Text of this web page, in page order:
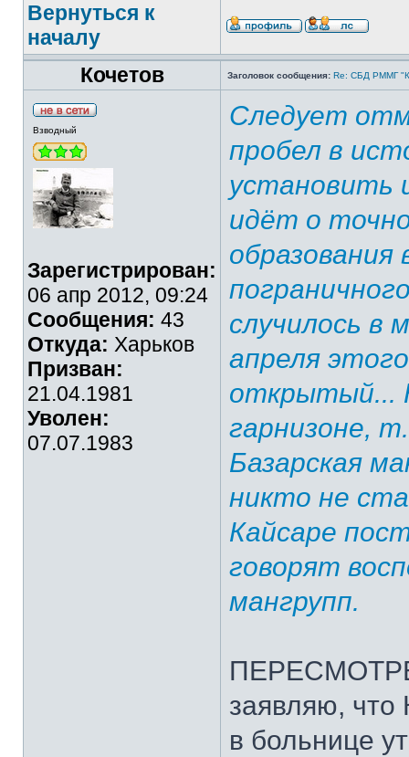
Вернуться к
началу
Кочетов
Заголовок сообщения: Re: СБД РММГ
Взводный
Зарегистрирован:
06 апр 2012, 09:24
Сообщения: 43
Откуда: Харьков
Призван:
21.04.1981
Уволен:
07.07.1983
Следует
пробел в
установить
идёт о
образования
случилось в
апреля
открытый...
гарнизоне,
Базарская
никто не
Кайсаре
говорят
мангрупп.
заявляю, что
в больнице